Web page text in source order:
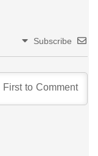
Subscribe